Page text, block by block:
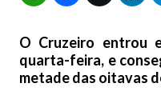
O Cruzeiro entrou
quarta-feira, e
metade das oitavas